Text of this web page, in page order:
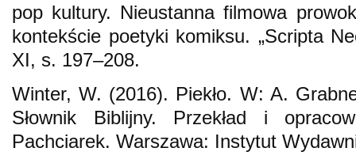
pop kultury. Nieustanna filmowa
kontekście poetyki komiksu. „Scripta
XI, s. 197–208.
Winter, W. (2016). Piekło. W: A.
Słownik Biblijny. Przekład i
Pachciarek. Warszawa: Instytut